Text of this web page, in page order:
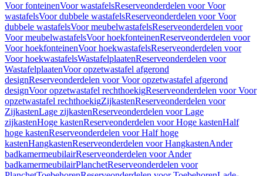
Voor fonteinenVoor wastafelsReserveonderdelen voor Voor
wastafelsVoor dubbele wastafelsReserveonderdelen voor Voor
dubbele wastafelsVoor meubelwastafelsReserveonderdelen voor
Voor meubelwastafelsVoor hoekfonteinenReserveonderdelen voor
Voor hoekfonteinenVoor hoekwastafelsReserveonderdelen voor
Voor hoekwastafelsWastafelplaatenReserveonderdelen voor
WastafelplaatenVoor opzetwastafel afgerond
designReserveonderdelen voor Voor opzetwastafel afgerond
designVoor opzetwastafel rechthoekigReserveonderdelen voor Voor
opzetwastafel rechthoekigZijkastenReserveonderdelen voor
ZijkastenLage zijkastenReserveonderdelen voor Lage
zijkastenHoge kastenReserveonderdelen voor Hoge kastenHalf
hoge kastenReserveonderdelen voor Half hoge
kastenHangkastenReserveonderdelen voor HangkastenAnder
badkamermeubilairReserveonderdelen voor Ander
badkamermeubilairPlanchetReserveonderdelen voor